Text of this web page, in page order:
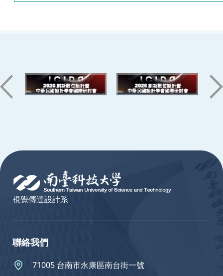
視覺傳達設計系
聯絡我們
71005 台南市永康區南台街一號